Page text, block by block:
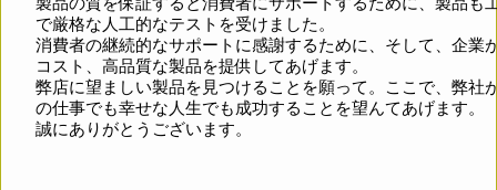
で厳格な人工的なテストを受けました。
消費者の継続的なサポートに感謝するために、そして、企業
コスト、高品質な製品を提供してあげます。
弊店に望ましい製品を見つけることを願って。ここで、弊社
の仕事でも幸せな人生でも成功することを望んてあげます。
誠にありがとうございます。